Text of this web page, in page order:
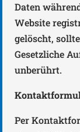
Daten
Website
gelöscht,
Gesetzliche
unberührt.
Per